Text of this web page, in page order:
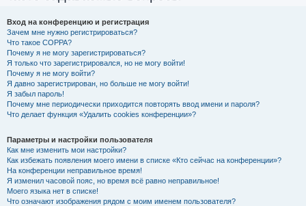
Вход на конференцию и регистрация
Зачем мне нужно регистрироваться?
Что такое COPPA?
Почему я не могу зарегистрироваться?
Я только что зарегистрировался, но не могу войти!
Почему я не могу войти?
Я давно зарегистрирован, но больше не могу войти!
Я забыл пароль!
Почему мне периодически приходится повторять ввод имени и пароля?
Что делает функция «Удалить cookies конференции»?
Параметры и настройки пользователя
Как мне изменить мои настройки?
Как избежать появления моего имени в списке «Кто сейчас на конференции»?
На конференции неправильное время!
Я изменил часовой пояс, но время всё равно неправильное!
Моего языка нет в списке!
Что означают изображения рядом с моим именем пользователя?